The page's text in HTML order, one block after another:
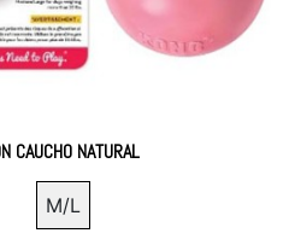
CAUCHO NATURAL
M/L